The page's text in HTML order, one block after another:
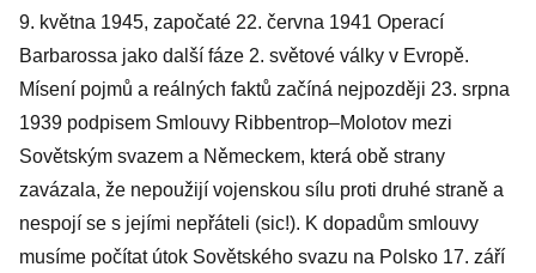
9. května 1945, započaté 22. června 1941 Operací
Barbarossa jako další fáze 2. světové války v Evropě.
Mísení pojmů a reálných faktů začíná nejpozději 23. srpna
1939 podpisem Smlouvy Ribbentrop–Molotov mezi
Sovětským svazem a Německem, která obě strany
zavázala, že nepoužijí vojenskou sílu proti druhé straně a
nespojí se s jejími nepřáteli (sic!). K dopadům smlouvy
musíme počítat útok Sovětského svazu na Polsko 17. září